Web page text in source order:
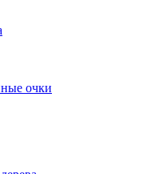
очки